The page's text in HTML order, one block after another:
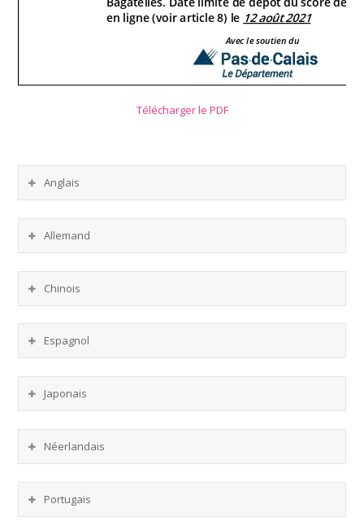
Télécharger le PDF
Anglais
Allemand
Chinois
Espagnol
Japonais
Néerlandais
Portugais